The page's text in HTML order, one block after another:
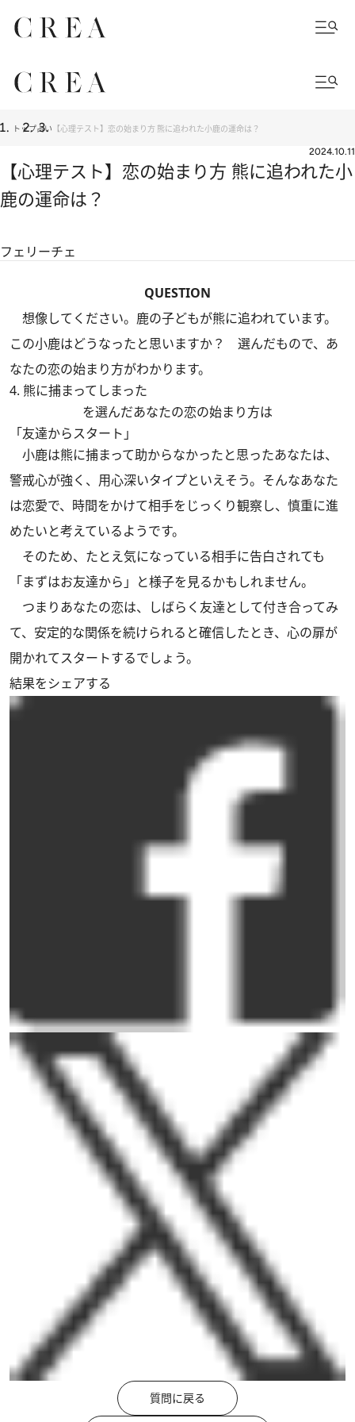
トップ占い 【心理テスト】恋の始まり方 熊に追われた小鹿の運命は？
2024.10.11
【心理テスト】恋の始まり方 熊に追われた小
鹿の運命は？
フェリーチェ
QUESTION
想像してください。鹿の子どもが熊に追われています。
この小鹿はどうなったと思いますか？ 選んだもので、あ
なたの恋の始まり方がわかります。
4. 熊に捕まってしまった
を選んだあなたの恋の始まり方は
「友達からスタート」
小鹿は熊に捕まって助からなかったと思ったあなたは、
警戒心が強く、用心深いタイプといえそう。そんなあなた
は恋愛で、時間をかけて相手をじっくり観察し、慎重に進
めたいと考えているようです。
そのため、たとえ気になっている相手に告白されても
「まずはお友達から」と様子を見るかもしれません。
つまりあなたの恋は、しばらく友達として付き合ってみ
て、安定的な関係を続けられると確信したとき、心の扉が
開かれてスタートするでしょう。
結果をシェアする
質問に戻る